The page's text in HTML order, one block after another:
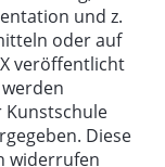
und z.
oder auf
veröffentlicht
Kunstschule
Diese
widerrufen